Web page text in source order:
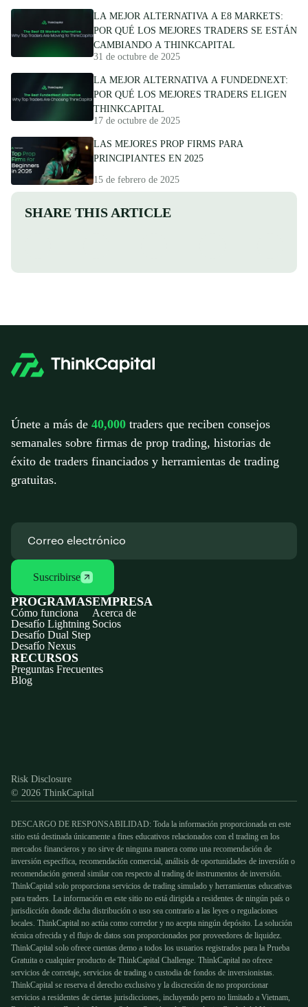
LA MEJOR ALTERNATIVA A E8 MARKETS:
POR QUÉ LOS MEJORES TRADERS SE ESTÁN
CAMBIANDO A THINKCAPITAL
31 de octubre de 2025
LA MEJOR ALTERNATIVA A FUNDEDNEXT:
POR QUÉ LOS MEJORES TRADERS ELIGEN
THINKCAPITAL
17 de octubre de 2025
LAS MEJORES PROP FIRMS PARA
PRINCIPIANTES EN 2025
15 de febrero de 2025
SHARE THIS ARTICLE
Únete a más de 40,000 traders que reciben consejos
semanales sobre firmas de prop trading, historias de
éxito de traders financiados y herramientas de trading
gratuitas.
Suscribirse
PROGRAMAS
Cómo funciona
Desafío Lightning
Desafío Dual Step
Desafío Nexus
EMPRESA
Acerca de
Socios
RECURSOS
Preguntas Frecuentes
Blog
Risk Disclosure
© 2026 ThinkCapital
DESCARGO DE RESPONSABILIDAD: Toda la información proporcionada en este
sitio está destinada únicamente a fines educativos relacionados con el trading en los
mercados financieros y no sirve de ninguna manera como una recomendación de
inversión específica, recomendación comercial, análisis de oportunidades de inversión o
recomendación general similar con respecto al trading de instrumentos de inversión.
ThinkCapital solo proporciona servicios de trading simulado y herramientas educativas
para traders. La información en este sitio no está dirigida a residentes de ningún país o
jurisdicción donde dicha distribución o uso sea contrario a las leyes o regulaciones
locales. ThinkCapital no actúa como corredor y no acepta ningún depósito. La solución
técnica ofrecida y el flujo de datos son proporcionados por proveedores de liquidez.
ThinkCapital solo ofrece cuentas demo a todos los usuarios registrados para la Prueba
Gratuita o cualquier producto de ThinkCapital Challenge. ThinkCapital no ofrece
servicios de corretaje, servicios de trading o custodia de fondos de inversionistas.
ThinkCapital se reserva el derecho exclusivo y la discreción de no proporcionar
servicios a residentes de ciertas jurisdicciones, incluyendo pero no limitado a Vietnam,